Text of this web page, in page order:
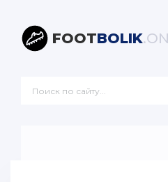
FOOTBOLIK